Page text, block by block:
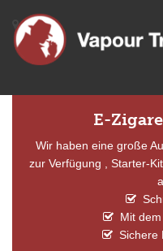
E-
Wir haben eine große
zur Verfügung , Starter-
Mit
Sichere